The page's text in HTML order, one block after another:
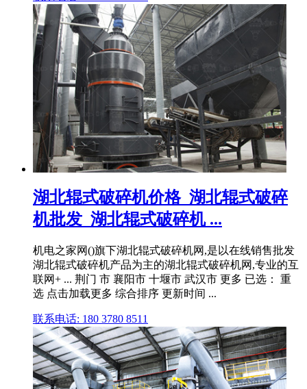
湖北辊式破碎机价格_湖北辊式破碎
机批发_湖北辊式破碎机 ...
机电之家网()旗下湖北辊式破碎机网,是以在线销售批发
湖北辊式破碎机产品为主的湖北辊式破碎机网,专业的互
联网+ ... 荆门 市 襄阳市 十堰市 武汉市 更多 已选： 重
选 点击加载更多 综合排序 更新时间 ...
联系电话: 180 3780 8511